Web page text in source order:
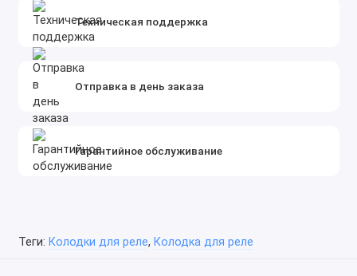
Техническая поддержка
Отправка в день заказа
Гарантийное обслуживание
Теги: Колодки для реле, Колодка для реле